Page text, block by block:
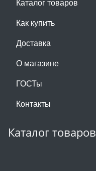
Как купить
Доставка
О магазине
ГОСТы
Контакты
Каталог товаров